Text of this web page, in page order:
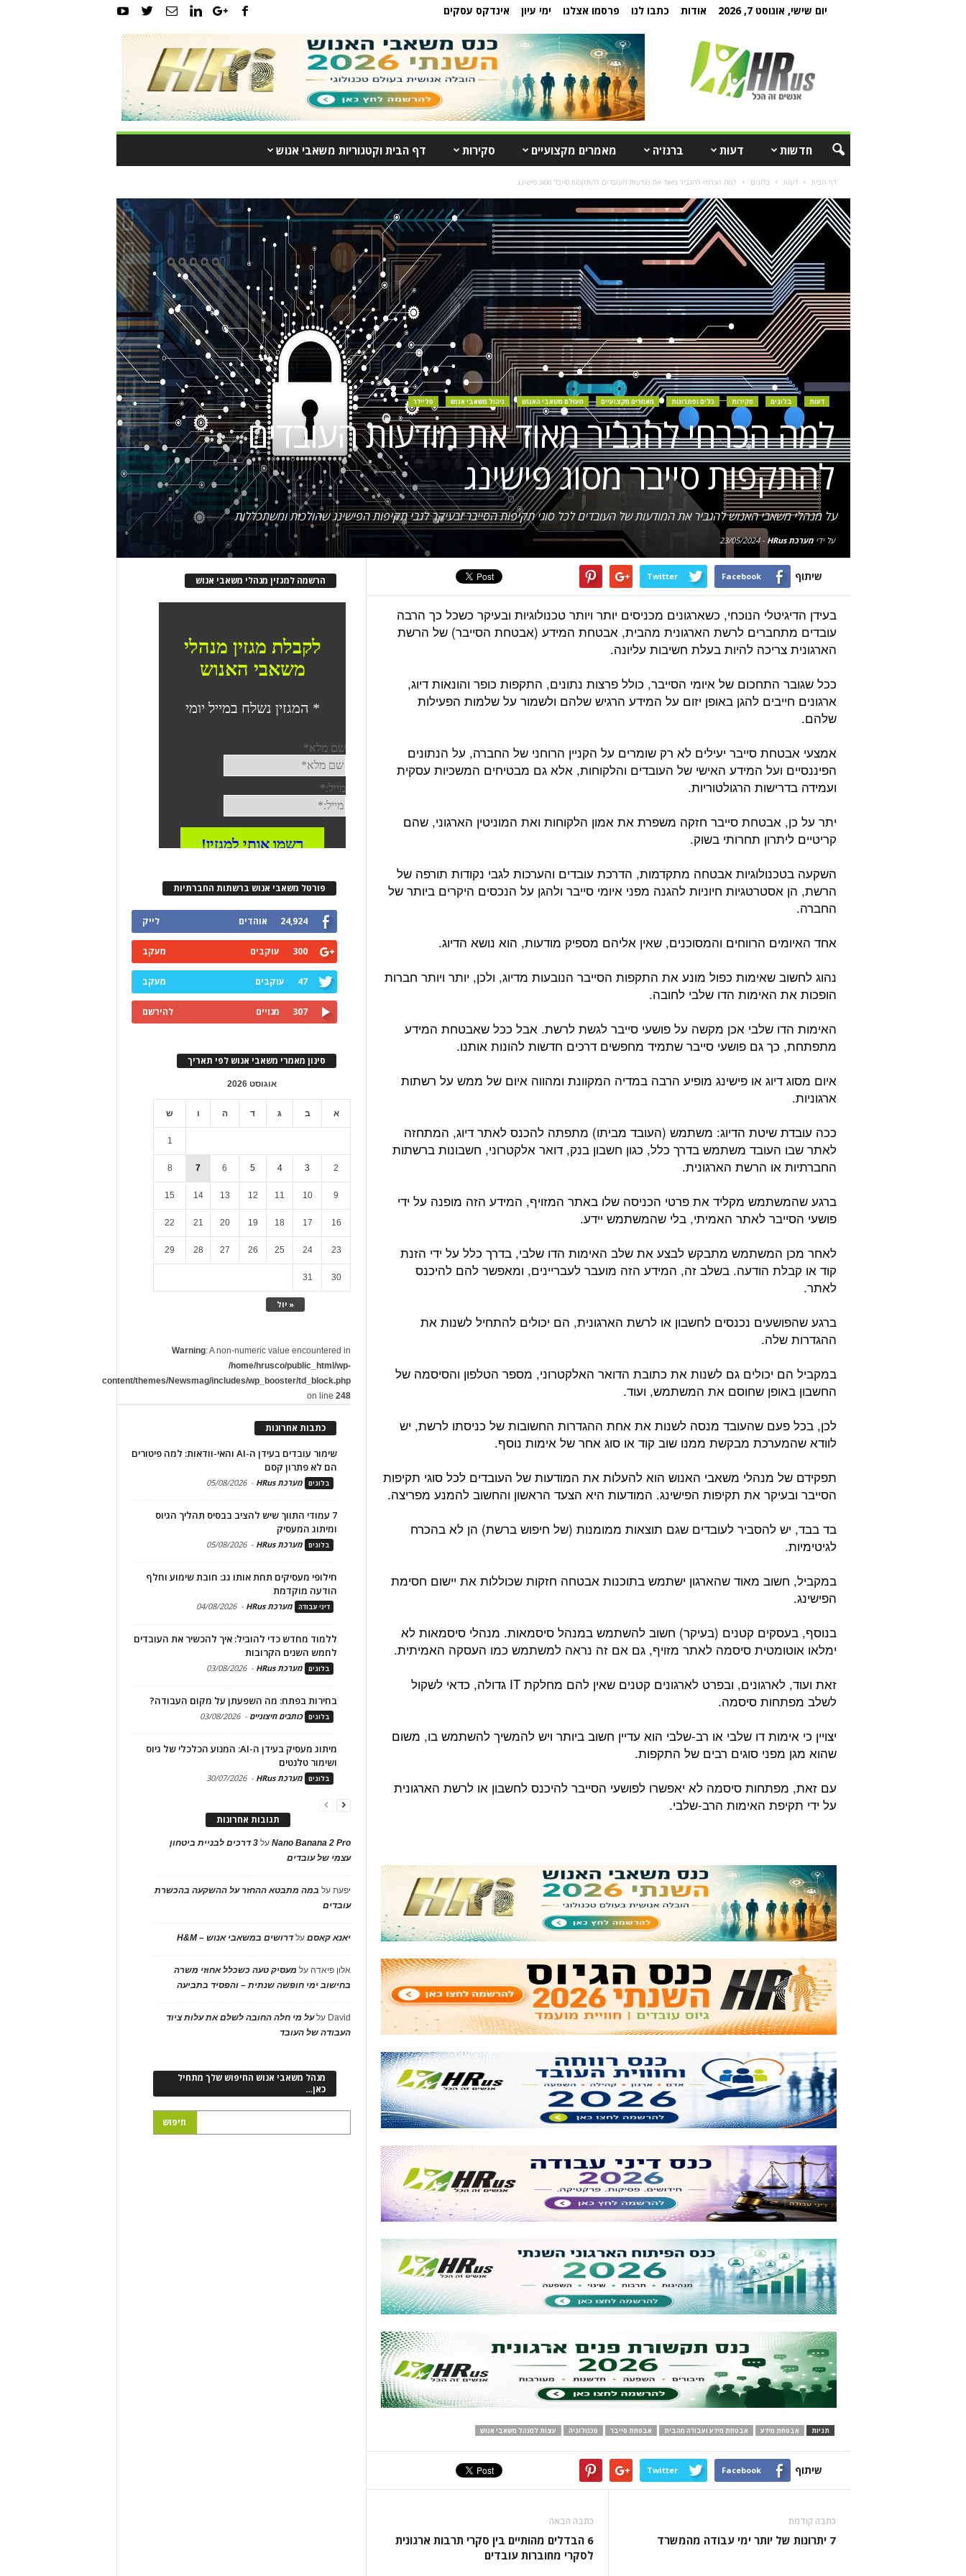
יום שישי, אוגוסט 7, 2026 אודות כתבו לנו פרסמו אצלנו ימי עיון אינדקס עסקים
חדשות דעות ברנז'ה מאמרים מקצועיים סקירות דף הבית וקטגוריות משאבי אנוש
דף הבית דעות בלוגים למה הכרחי להגביר מאוד את מודעות העובדים להתקפות סייבר מסוג פישינג
דעות בלוגים סקירות כלים ופתרונות מאמרים מקצועיים מעולם משאבי האנוש ניהול משאבי אנוש סליידר
למה הכרחי להגביר מאוד את מודעות העובדים
להתקפות סייבר מסוג פישינג
על מנהלי משאבי האנוש להגביר את המודעות של העובדים לכל סוגי תקיפות הסייבר ובעיקר לגבי תקיפות הפישינג שהולכות ומשתכללות
על ידימערכת HRus -
23/05/2024
שיתוף Facebook
Twitter
בעידן הדיגיטלי הנוכחי, כשארגונים מכניסים יותר ויותר טכנולוגיות ובעיקר כשכל כך הרבה
עובדים מתחברים לרשת הארגונית מהבית, אבטחת המידע (אבטחת הסייבר) של הרשת
הארגונית צריכה להיות בעלת חשיבות עליונה.
ככל שגובר התחכום של איומי הסייבר, כולל פרצות נתונים, התקפות כופר והונאות דיוג,
ארגונים חייבים להגן באופן יזום על המידע הרגיש שלהם ולשמור על שלמות הפעילות
שלהם.
אמצעי אבטחת סייבר יעילים לא רק שומרים על הקניין הרוחני של החברה, על הנתונים
הפיננסיים ועל המידע האישי של העובדים והלקוחות, אלא גם מבטיחים המשכיות עסקית
ועמידה בדרישות הרגולטוריות.
יתר על כן, אבטחת סייבר חזקה משפרת את אמון הלקוחות ואת המוניטין הארגוני, שהם
קריטיים ליתרון תחרותי בשוק.
השקעה בטכנולוגיות אבטחה מתקדמות, הדרכת עובדים והערכות לגבי נקודות תורפה של
הרשת, הן אסטרטגיות חיוניות להגנה מפני איומי סייבר ולהגן על הנכסים היקרים ביותר של
החברה.
אחד האיומים הרווחים והמסוכנים, שאין אליהם מספיק מודעות, הוא נושא הדיוג.
נהוג לחשוב שאימות כפול מונע את התקפות הסייבר הנובעות מדיוג, ולכן, יותר ויותר חברות
הופכות את האימות הדו שלבי לחובה.
האימות הדו שלבי אכן מקשה על פושעי סייבר לגשת לרשת. אבל ככל שאבטחת המידע
מתפתחת, כך גם פושעי סייבר שתמיד מחפשים דרכים חדשות להונות אותנו.
איום מסוג דיוג או פישינג מופיע הרבה במדיה המקוונת ומהווה איום של ממש על רשתות
ארגוניות.
ככה עובדת שיטת הדיוג: משתמש (העובד מביתו) מתפתה להכנס לאתר דיוג, המתחזה
לאתר שבו העובד משתמש בדרך כלל, כגון חשבון בנק, דואר אלקטרוני, חשבונות ברשתות
החברתיות או הרשת הארגונית.
ברגע שהמשתמש מקליד את פרטי הכניסה שלו באתר המזויף, המידע הזה מופנה על ידי
פושעי הסייבר לאתר האמיתי, בלי שהמשתמש יידע.
לאחר מכן המשתמש מתבקש לבצע את שלב האימות הדו שלבי, בדרך כלל על ידי הזנת
קוד או קבלת הודעה. בשלב זה, המידע הזה מועבר לעבריינים, ומאפשר להם להיכנס
לאתר.
ברגע שהפושעים נכנסים לחשבון או לרשת הארגונית, הם יכולים להתחיל לשנות את
ההגדרות שלה.
במקביל הם יכולים גם לשנות את כתובת הדואר האלקטרוני, מספר הטלפון והסיסמה של
החשבון באופן שחוסם את המשתמש, ועוד.
לכן, בכל פעם שהעובד מנסה לשנות את אחת ההגדרות החשובות של כניסתו לרשת, יש
לוודא שהמערכת מבקשת ממנו שוב קוד או סוג אחר של אימות נוסף.
תפקידם של מנהלי משאבי האנוש הוא להעלות את המודעות של העובדים לכל סוגי תקיפות
הסייבר ובעיקר את תקיפות הפישינג. המודעות היא הצעד הראשון והחשוב להמנע מפריצה.
בד בבד, יש להסביר לעובדים שגם תוצאות ממומנות (של חיפוש ברשת) הן לא בהכרח
לגיטימיות.
במקביל, חשוב מאוד שהארגון ישתמש בתוכנות אבטחה חזקות שכוללות את יישום חסימת
הפישינג.
בנוסף, בעסקים קטנים (בעיקר) חשוב להשתמש במנהל סיסמאות. מנהלי סיסמאות לא
ימלאו אוטומטית סיסמה לאתר מזויף, גם אם זה נראה למשתמש כמו העסקה האמיתית.
זאת ועוד, לארגונים, ובפרט לארגונים קטנים שאין להם מחלקת IT גדולה, כדאי לשקול
לשלב מפתחות סיסמה.
יצויין כי אימות דו שלבי או רב-שלבי הוא עדיין חשוב ביותר ויש להמשיך להשתמש בו, משום
שהוא מגן מפני סוגים רבים של התקפות.
עם זאת, מפתחות סיסמה לא יאפשרו לפושעי הסייבר להיכנס לחשבון או לרשת הארגונית
על ידי תקיפת האימות הרב-שלבי.
תגיות אבטחת מידע אבטחת מידע ועבודה מהבית אבטחת סייבר טכנולוגיה עצות למנהל משאבי אנוש
שיתוף Facebook
Twitter
כתבה קודמת
7 יתרונות של יותר ימי עבודה מהמשרד
כתבה הבאה
6 הבדלים מהותיים בין סקרי תרבות ארגונית
לסקרי מחוברות עובדים
הרשמה למגזין מנהלי משאבי אנוש
פורטל משאבי אנוש ברשתות החברתיות
24,924 אוהדים לייק
300 עוקבים מעקב
47 עוקבים מעקב
307 מנויים להירשם
סינון מאמרי משאבי אנוש לפי תאריך
אוגוסט 2026
א ב ג ד ה ו ש
« יול
1
2
3
4
5
6
7
8
9
10
11
12
13
14
15
16
17
18
19
20
21
22
23
24
25
26
27
28
29
30
31
Warning: A non-numeric value encountered in
/home/hrusco/public_html/wp-
content/themes/Newsmag/includes/wp_booster/td_block.php
on line248
כתבות אחרונות
שימור עובדים בעידן ה-AI והאי-וודאות: למה פיטורים
הם לא פתרון קסם
בלוגים מערכת HRus -
05/08/2026
7 עמודי התווך שיש להציב בבסיס תהליך הגיוס
ומיתוג המעסיק
בלוגים מערכת HRus -
05/08/2026
חילופי מעסיקים תחת אותו גג: חובת שימוע וחלף
הודעה מוקדמת
דיני עבודה מערכת HRus -
04/08/2026
ללמוד מחדש כדי להוביל: איך להכשיר את העובדים
לחמש השנים הקרובות
בלוגים מערכת HRus -
03/08/2026
בחירות בפתח: מה השפעתן על מקום העבודה?
בלוגים כותבים חיצוניים -
03/08/2026
מיתוג מעסיק בעידן ה-AI: המנוע הכלכלי של גיוס
ושימור טלנטים
בלוגים מערכת HRus -
30/07/2026
תגובות אחרונות
Nano Banana 2 Proעל
3 דרכים לבניית ביטחון
עצמי של עובדים
יפעתעל במה מתבטא ההחזר על ההשקעה בהכשרת
עובדים
יאנא קאסםעלדרושים במשאבי אנוש – H&M
אלון פיאדה על מעסיק טעה כשכלל אחוזי משרה
בחישוב ימי חופשה שנתית – והפסיד בתביעה
David עלעל מי חלה החובה לשלם את עלות ציוד
העבודה של העובד
מנהל משאבי אנוש החיפוש שלך מתחיל
כאן…